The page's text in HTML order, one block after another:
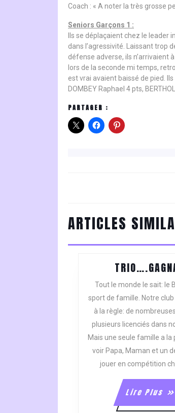
Coach : « A noter la très grosse
Seniors Garçons 1 :
Ils se déplaçaient chez le
dans l’agressivité. Laissant trop
défense adverse, ils n’arrivaient
lors de la seconde mi temps,
est vrai avaient baissé de pied.
DOMBEY Raphael 4 pts,
PARTAGER :
L’ARTICLE
post:
ARTICLES
Tout le monde le sait: le
sport de famille. Notre
à la règle: de
plusieurs licenciés dans
Mais une seule famille a la
voir Papa, Maman et un
jouer en compétition
Lire Plus